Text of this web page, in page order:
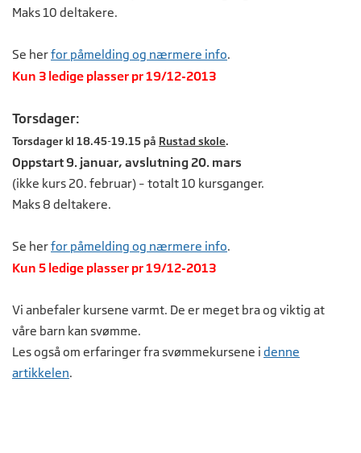
Maks 10 deltakere.
Se herfor påmelding og nærmere info.
Kun 3 ledige plasser pr 19/12-2013
Torsdager:
Torsdager kl 18.45-19.15 på Rustad skole.
Oppstart 9. januar, avslutning 20. mars
(ikke kurs 20. februar) – totalt 10 kursganger.
Maks 8 deltakere.
Se herfor påmelding og nærmere info.
Kun 5 ledige plasser pr 19/12-2013
Vi anbefaler kursene varmt. De er meget bra og viktig at
våre barn kan svømme.
Les også om erfaringer fra svømmekursene i denne
artikkelen.